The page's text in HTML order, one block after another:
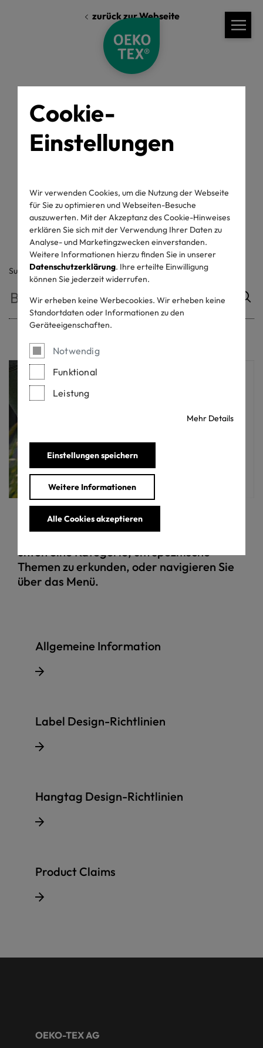
Cookie-
Einstellungen
Wir verwenden Cookies, um die Nutzung der Webseite
für Sie zu optimieren und Webseiten-Besuche
auszuwerten. Mit der Akzeptanz des Cookie-Hinweises
erklären Sie sich mit der Verwendung Ihrer Daten zu
Analyse- und Marketingzwecken einverstanden.
Weitere Informationen hierzu finden Sie in unserer
Datenschutzerklärung. Ihre erteilte Einwilligung
können Sie jederzeit widerrufen.
Wir erheben keine Werbecookies. Wir erheben keine
Standortdaten oder Informationen zu den
Geräteeigenschaften.
Notwendig
Funktional
Leistung
Mehr Details
Einstellungen speichern
Weitere Informationen
Alle Cookies akzeptieren
zurück zur Webseite
Standards
Labelling Guide
OEKO-TEX® ORGANIC COTTON
Labelling Guide
Suche
Lernen Sie, wie man das ORGANIC
unten eine Kategorie, um spezifische
Themen zu erkunden, oder navigieren Sie
über das Menü.
Allgemeine Information
Label Design-Richtlinien
Hangtag Design-Richtlinien
Product Claims
OEKO-TEX AG